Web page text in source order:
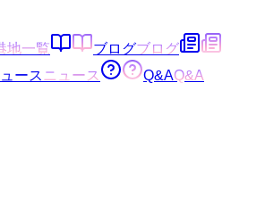
地一覧 ブログブログ
ース ニュース Q&AQ&A